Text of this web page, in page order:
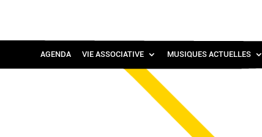
AGENDA VIE ASSOCIATIVE MUSIQUES ACTUELLES